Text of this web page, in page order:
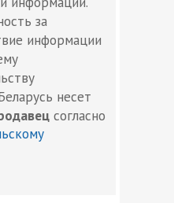
за
информации
несет
согласно